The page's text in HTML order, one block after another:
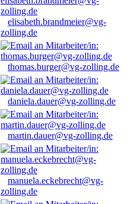
elisabeth.brandmeier@vg-
zolling.de
thomas.burger@vg-zolling.de
daniela.dauer@vg-zolling.de
martin.dauer@vg-zolling.de
manuela.eckebrecht@vg-
zolling.de